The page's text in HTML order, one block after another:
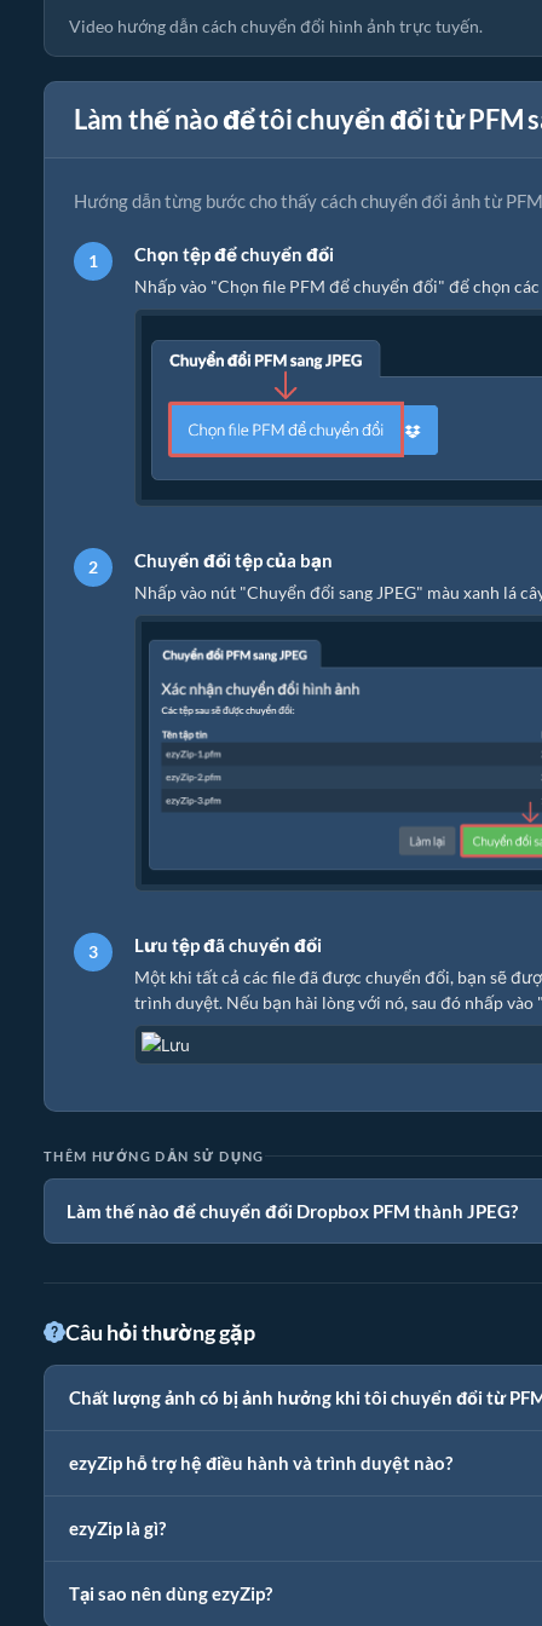
Video hướng dẫn cách chuyển đổi hình ảnh trực tuyến.
Làm thế nào để tôi chuyển đổi từ PFM
Hướng dẫn từng bước cho thấy cách chuyển đổi ảnh từ
Chọn tệp để chuyển đổi
Nhấp vào "Chọn file PFM để chuyển đổi" để chọn
Chuyển đổi tệp của bạn
Nhấp vào nút "Chuyển đổi sang JPEG" màu xanh lá
Lưu tệp đã chuyển đổi
Một khi tất cả các file đã được chuyển đổi, bạn sẽ
trình duyệt. Nếu bạn hài lòng với nó, sau đó nhấp
THÊM HƯỚNG DẪN SỬ DỤNG
Làm thế nào để chuyển đổi Dropbox PFM thành JPEG?
Câu hỏi thường gặp
Chất lượng ảnh có bị ảnh hưởng khi tôi chuyển đổi từ
ezyZip hỗ trợ hệ điều hành và trình duyệt nào?
ezyZip là gì?
Tại sao nên dùng ezyZip?